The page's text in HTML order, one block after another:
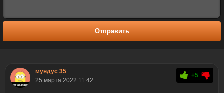
Отправить
мундус 35
25 марта 2022 11:42
+5